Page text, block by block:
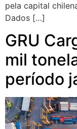
pela capital
Dados […]
GRU
mil
período